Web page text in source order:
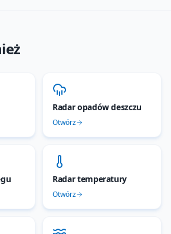
Radar opadów deszczu
Otwórz
Radar temperatury
Otwórz